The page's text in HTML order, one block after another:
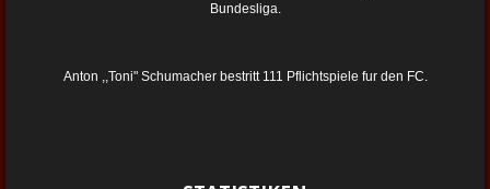
Bundesliga.
Anton ,,Toni" Schumacher bestritt 111 Pflichtspiele fur den FC.